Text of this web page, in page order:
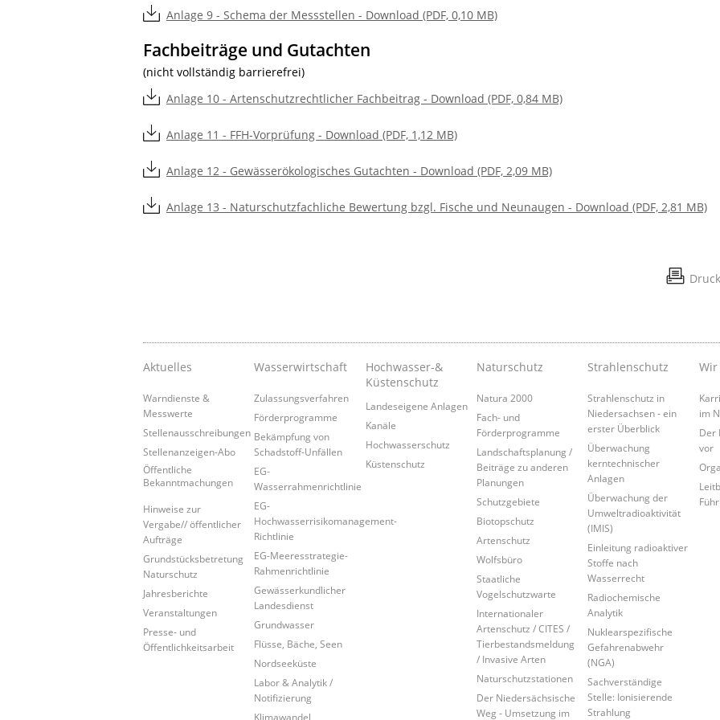
Anlage 9 - Schema der Messstellen - Download (PDF, 0,10 MB)
Fachbeiträge und Gutachten
(nicht vollständig barrierefrei)
Anlage 10 - Artenschutzrechtlicher Fachbeitrag - Download (PDF, 0,84 MB)
Anlage 11 - FFH-Vorprüfung - Download (PDF, 1,12 MB)
Anlage 12 - Gewässerökologisches Gutachten - Download (PDF, 2,09 MB)
Anlage 13 - Naturschutzfachliche Bewertung bzgl. Fische und Neunaugen - Download (PDF, 2,81 MB)
Aktuelles
Warndienste &
Messwerte
Stellenausschreibungen
Stellenanzeigen-Abo
Öffentliche
Bekanntmachungen
Hinweise zur
Vergabe// öffentlicher
Aufträge
Grundstücksbetretung
Naturschutz
Jahresberichte
Veranstaltungen
Presse- und
Öffentlichkeitsarbeit
Wasserwirtschaft
Zulassungsverfahren
Förderprogramme
Bekämpfung von
Schadstoff-Unfällen
EG-
Wasserrahmenrichtlinie
EG-
Hochwasserrisikomanagement-
Richtlinie
EG-Meeresstrategie-
Rahmenrichtlinie
Gewässerkundlicher
Landesdienst
Grundwasser
Flüsse, Bäche, Seen
Nordseeküste
Labor & Analytik /
Notifizierung
Klimawandel
Hochwasser-&
Küstenschutz
Landeseigene Anlagen
Kanäle
Hochwasserschutz
Küstenschutz
Naturschutz
Natura 2000
Fach- und
Förderprogramme
Landschaftsplanung /
Beiträge zu anderen
Planungen
Schutzgebiete
Biotopschutz
Artenschutz
Wolfsbüro
Staatliche
Vogelschutzwarte
Internationaler
Artenschutz / CITES /
Tierbestandsmeldung
/ Invasive Arten
Naturschutzstationen
Der Niedersächsische
Weg - Umsetzung im
Strahlenschutz
Strahlenschutz in
Niedersachsen - ein
erster Überblick
Überwachung
kerntechnischer
Anlagen
Überwachung der
Umweltradioaktivität
(IMIS)
Einleitung radioaktiver
Stoffe nach
Wasserrecht
Radiochemische
Analytik
Nuklearspezifische
Gefahrenabwehr
(NGA)
Sachverständige
Stelle: Ionisierende
Strahlung
im
Der
vor